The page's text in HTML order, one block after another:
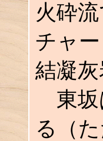
火砕
チャ
結凝
東坂
る（